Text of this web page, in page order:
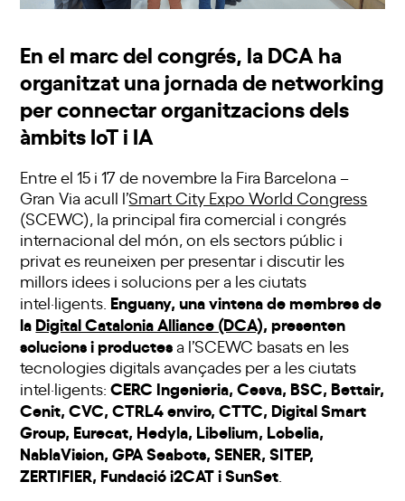
En el marc del congrés, la DCA ha
organitzat una jornada de networking
per connectar organitzacions dels
àmbits IoT i IA
Entre el 15 i 17 de novembre la Fira Barcelona –
Gran Via acull l’Smart City Expo World Congress
(SCEWC), la principal fira comercial i congrés
internacional del món, on els sectors públic i
privat es reuneixen per presentar i discutir les
millors idees i solucions per a les ciutats
intel·ligents. Enguany, una vintena de membres de
la Digital Catalonia Alliance (DCA), presenten
solucions i productesa l’SCEWC basats en les
tecnologies digitals avançades per a les ciutats
intel·ligents:CERC Ingenieria, Cesva, BSC, Bettair,
Cenit, CVC, CTRL4 enviro, CTTC, Digital Smart
Group, Eurecat, Hedyla, Libelium, Lobelia,
NablaVision, GPA Seabots, SENER, SITEP,
ZERTIFIER, Fundació i2CAT i SunSet